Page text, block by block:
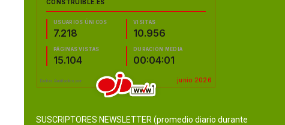
SUSCRIPTORES NEWSLETTER (promedio diario durante